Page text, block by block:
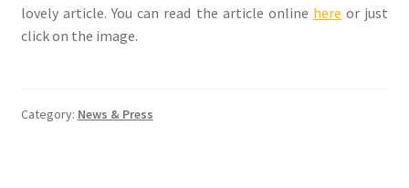
lovely article. You can read the article online here or just
click on the image.
Category: News & Press